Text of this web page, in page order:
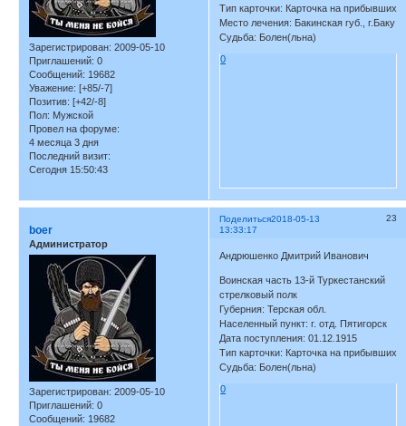
Зарегистрирован: 2009-05-10
Приглашений: 0
Сообщений: 19682
Уважение: [+85/-7]
Позитив: [+42/-8]
Пол: Мужской
Провел на форуме:
4 месяца 3 дня
Последний визит:
Сегодня 15:50:43
Тип карточки: Карточка на прибывших
Место лечения: Бакинская губ., г.Баку
Судьба: Болен(льна)
0
Поделиться 23
2018-05-13
13:33:17
boer
Администратор
Зарегистрирован: 2009-05-10
Приглашений: 0
Сообщений: 19682
Андрюшенко Дмитрий Иванович
Воинская часть 13-й Туркестанский
стрелковый полк
Губерния: Терская обл.
Населенный пункт: г. отд. Пятигорск
Дата поступления: 01.12.1915
Тип карточки: Карточка на прибывших
Судьба: Болен(льна)
0